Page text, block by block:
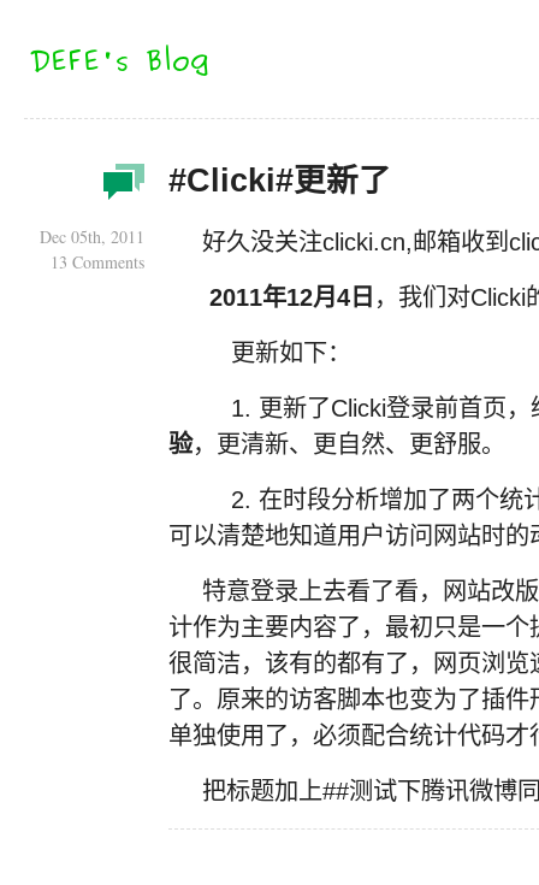
#Clicki#更新了
Dec 05th, 2011
13 Comments
好久没关注clicki.cn,邮箱收到
2011年12月4日 ，我们对Clicki
更新如下：
1. 更新了Clicki登录前首页，
验，更清新、更自然、更舒服。
2. 在时段分析增加了两个统
可以清楚地知道用户访问网站时的
特意登录上去看了看，网站改
计作为主要内容了，最初只是一
很简洁，该有的都有了，网页浏
了。原来的访客脚本也变为了插
单独使用了，必须配合统计代码才
把标题加上##测试下腾讯微博